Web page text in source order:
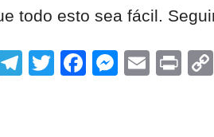
todo esto sea fácil.
WhatsApp
Telegram
TwitterFacebook
Email